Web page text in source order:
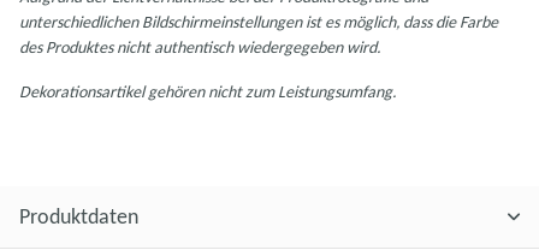
unterschiedlichen Bildschirmeinstellungen ist es möglich, dass die Farbe
des Produktes nicht authentisch wiedergegeben wird.
Dekorationsartikel gehören nicht zum Leistungsumfang.
Produktdaten